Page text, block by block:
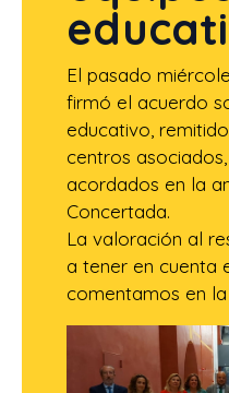
El pasado
firmó el acuerdo
educativo,
centros
acordados en la
Concertada.
La valoración al
a tener en cuenta
comentamos en